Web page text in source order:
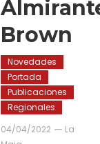
Brown
Novedades
Portada
Publicaciones
Regionales
04/04/2022
La